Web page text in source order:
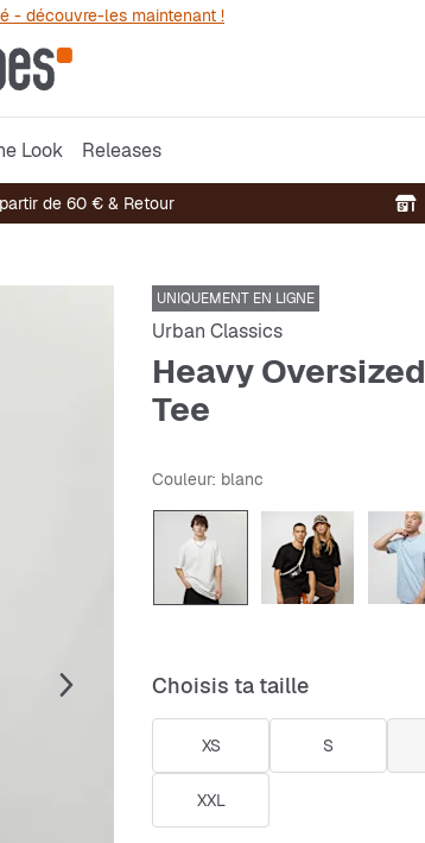
- découvre-les maintenant !
Look Releases
de 60 € & Retour
UNIQUEMENT EN LIGNE
Urban Classics
Heavy Oversized
Tee
Couleur: blanc
Choisis ta taille
XS S
XXL